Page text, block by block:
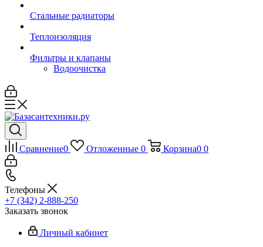
Стальные радиаторы
Теплоизоляция
Фильтры и клапаны
Водоочистка
Сравнение0 Отложенные 0 Корзина0 0
Телефоны
+7 (342) 2-888-250
Заказать звонок
Личный кабинет